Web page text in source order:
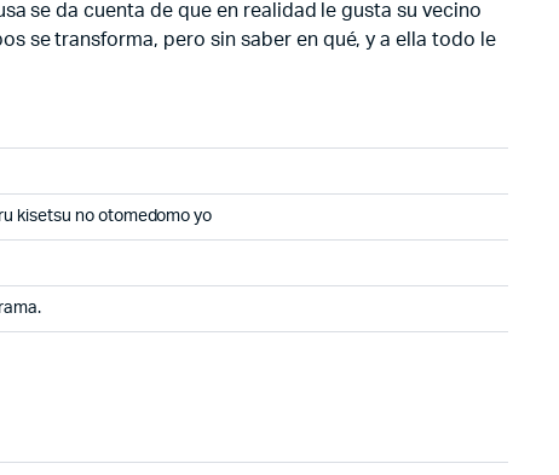
se da cuenta de que en realidad le gusta su vecino
se transforma, pero sin saber en qué, y a ella todo le
kisetsu no otomedomo yo